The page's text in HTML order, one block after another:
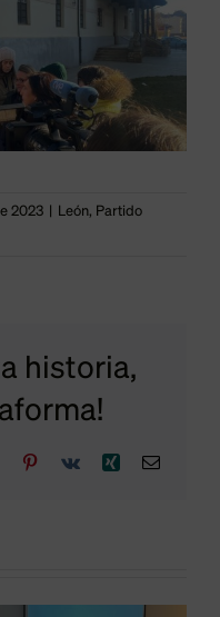
2023 León, Partido
historia,
Tumblr Pinterest
Vk Xing Correo
Fernández
denuncia